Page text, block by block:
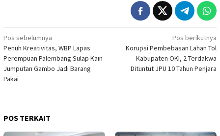
Navigasi
pos
Pos sebelumnya
Penuh Kreativitas, WBP Lapas
Perempuan Palembang Sulap Kain
Jumputan Gambo Jadi Barang
Pakai
Pos berikutnya
Korupsi Pembebasan Lahan Tol
Kabupaten OKI, 2 Terdakwa
Dituntut JPU 10 Tahun Penjara
POS TERKAIT